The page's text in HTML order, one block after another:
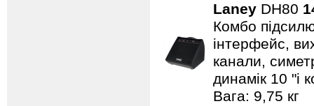
Laney DH80
Комбо
інтерфейс,
канали,
динамік 10 "і
Вага: 9,75 кг